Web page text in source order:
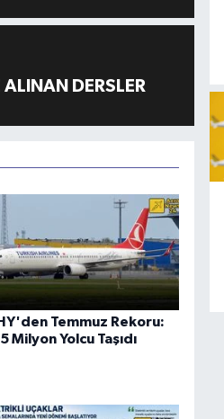
DERSLER
Temmuz Rekoru:
Milyon Yolcu Taşıdı